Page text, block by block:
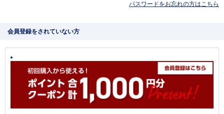
パスワードをお忘れの方はこちら
会員登録をされていない方